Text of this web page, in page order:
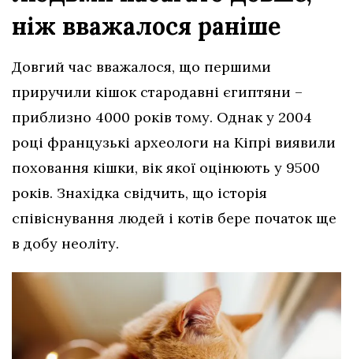
ніж вважалося раніше
Довгий час вважалося, що першими
приручили кішок стародавні єгиптяни –
приблизно 4000 років тому. Однак у 2004
році французькі археологи на Кіпрі виявили
поховання кішки, вік якої оцінюють у 9500
років. Знахідка свідчить, що історія
співіснування людей і котів бере початок ще
в добу неоліту.